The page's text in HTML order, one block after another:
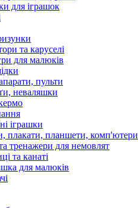
для іграшок
та каруселі
для малюків
пульти
неваляшки
іграшки
плакати, планшети, комп'ютери
тренажери для немовлят
та канаті
для малюків